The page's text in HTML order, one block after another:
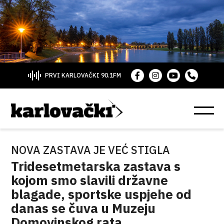
PRVI KARLOVAČKI 90.1FM
NOVA ZASTAVA JE VEĆ STIGLA
Tridesetmetarska zastava s
kojom smo slavili državne
blagade, sportske uspjehe od
danas se čuva u Muzeju